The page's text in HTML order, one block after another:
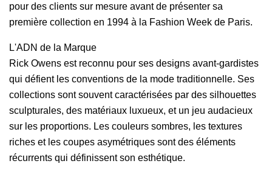
pour des clients sur mesure avant de présenter sa
première collection en 1994 à la Fashion Week de Paris.
L'ADN de la Marque
Rick Owens est reconnu pour ses designs avant-gardistes
qui défient les conventions de la mode traditionnelle. Ses
collections sont souvent caractérisées par des silhouettes
sculpturales, des matériaux luxueux, et un jeu audacieux
sur les proportions. Les couleurs sombres, les textures
riches et les coupes asymétriques sont des éléments
récurrents qui définissent son esthétique.